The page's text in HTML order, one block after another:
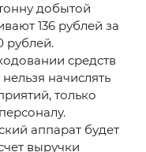
добытой
136 рублей за
рублей.
средств
начислять
только
аппарат будет
выручки